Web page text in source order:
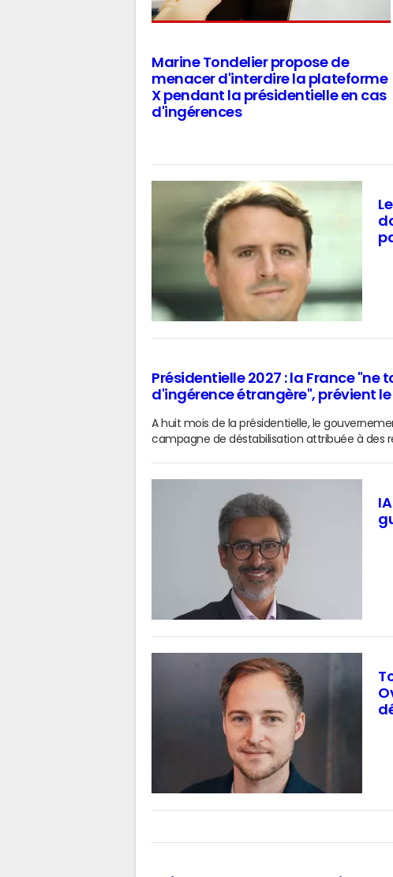
Marine Tondelier propose de
menacer d'interdire la plateforme
X pendant la présidentielle en cas
d'ingérences
Présidentielle 2027 : la France
d'ingérence étrangère", prévient
A huit mois de la présidentielle, le
campagne de déstabilisation attribuée à des